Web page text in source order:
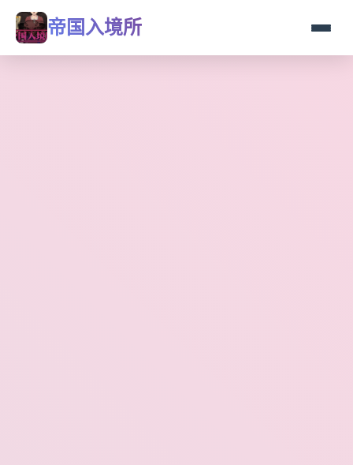
帝国入境所